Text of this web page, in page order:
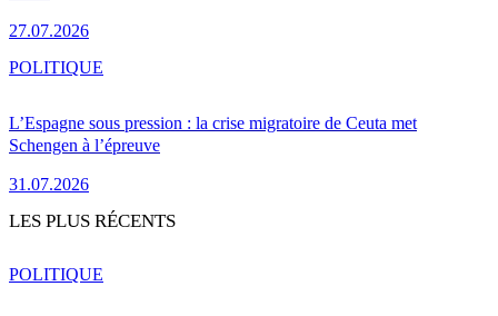
27.07.2026
L’Espagne sous pression : la crise migratoire de Ceuta met
Schengen à l’épreuve
31.07.2026
POLITIQUE
LES PLUS RÉCENTS
POLITIQUE